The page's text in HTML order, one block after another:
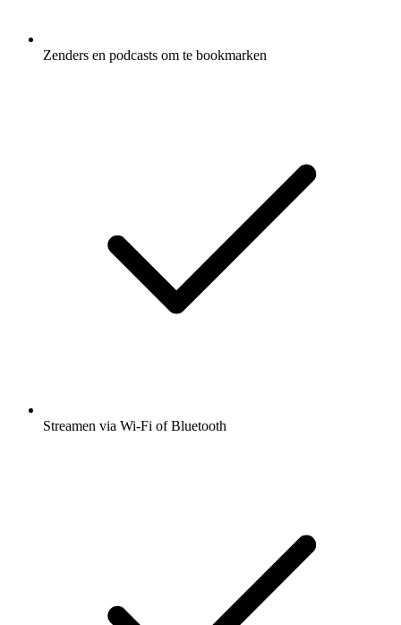
Zenders en podcasts om te bookmarken
Streamen via Wi-Fi of Bluetooth